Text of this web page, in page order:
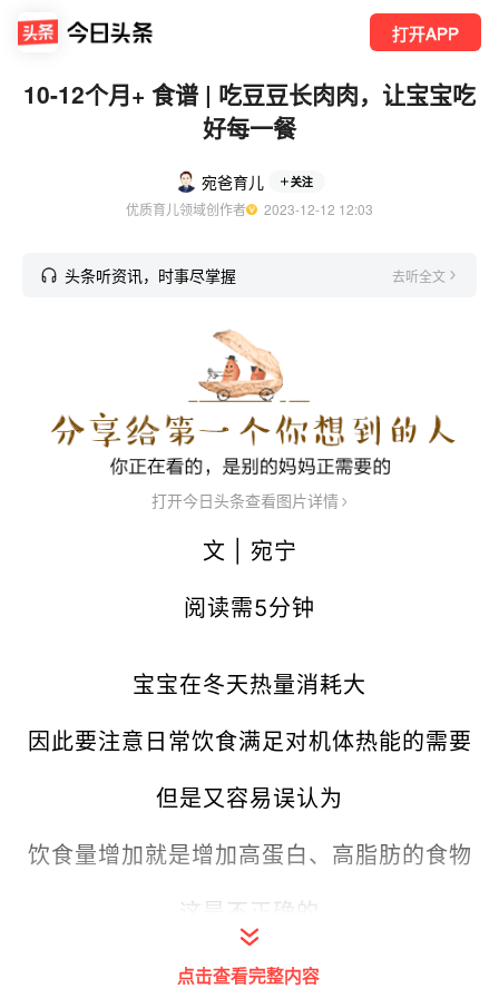
打开APP
10-12个月+ 食谱 | 吃豆豆长肉肉，让宝宝吃
好每一餐
宛爸育儿 关注
优质育儿领域创作者
  2023-12-12 12:03
头条听资讯，时事尽掌握 去听全文
打开今日头条查看图片详情
文 | 宛宁
阅读需5分钟
宝宝在冬天热量消耗大
因此要注意日常饮食满足对机体热能的需要
但是又容易误认为
饮食量增加就是增加高蛋白、高脂肪的食物
这是不正确的
无论任何季节都应为儿童提供平衡膳食
点击查看完整内容